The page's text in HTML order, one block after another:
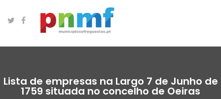
Lista de empresas na Largo 7 de Junho de
1759 situada no concelho de Oeiras